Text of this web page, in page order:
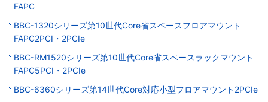
FAPC
BBC-1320シリーズ第10世代Core省スペースフロアマウント
FAPC2PCI・2PCIe
BBC-RM1520シリーズ第10世代Core省スペースラックマウント
FAPC5PCI・2PCIe
BBC-6360シリーズ第14世代Core対応小型フロアマウント2PCIe